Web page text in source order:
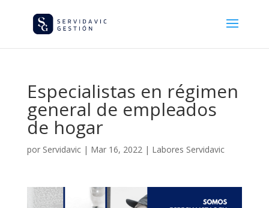
Especialistas en régimen
general de empleados
de hogar
por Servidavic| Mar 16, 2022| Labores Servidavic